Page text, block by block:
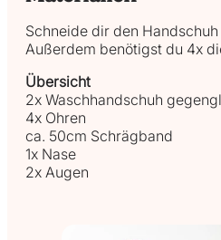
Schneide dir den
Außerdem benötigst du 4x
Übersicht
2x Waschhandschuh
4x Ohren
ca. 50cm Schrägband
1x Nase
2x Augen